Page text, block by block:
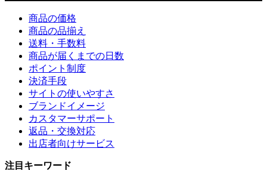
商品の価格
商品の品揃え
送料・手数料
商品が届くまでの日数
ポイント制度
決済手段
サイトの使いやすさ
ブランドイメージ
カスタマーサポート
返品・交換対応
出店者向けサービス
注目キーワード